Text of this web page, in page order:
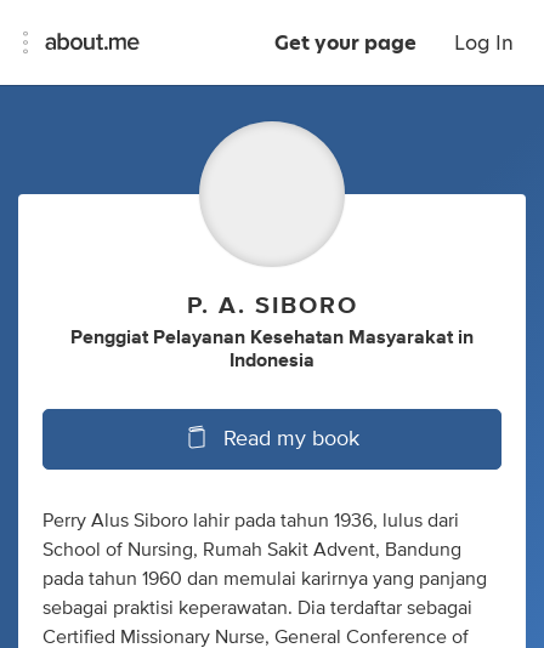
Get your page Log In
P. A. SIBORO
Penggiat Pelayanan Kesehatan Masyarakat in
Indonesia
Read my book
Perry Alus Siboro lahir pada tahun 1936, lulus dari
School of Nursing, Rumah Sakit Advent, Bandung
pada tahun 1960 dan memulai karirnya yang panjang
sebagai praktisi keperawatan. Dia terdaftar sebagai
Certified Missionary Nurse, General Conference of